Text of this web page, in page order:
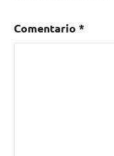
Comentario *